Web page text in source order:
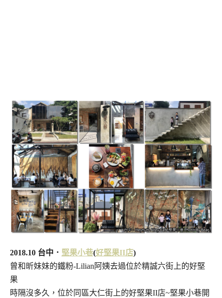
2018.10 台中． 堅果小巷(好堅果II店)
曾和昕妹妹的鐵粉-Lilian阿姨去過位於精誠六街上的好堅
果
時隔沒多久，位於同區大仁街上的好堅果II店~堅果小巷開